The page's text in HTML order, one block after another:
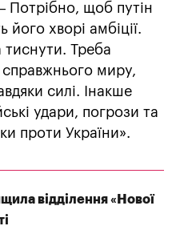
Потрібно, щоб путін
його хворі амбіції.
тиснути. Треба
миру,
силі. Інакше
удари, погрози та
проти України».
відділення «Нової